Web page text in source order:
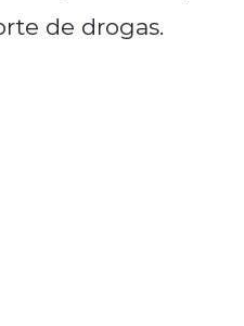
de drogas.